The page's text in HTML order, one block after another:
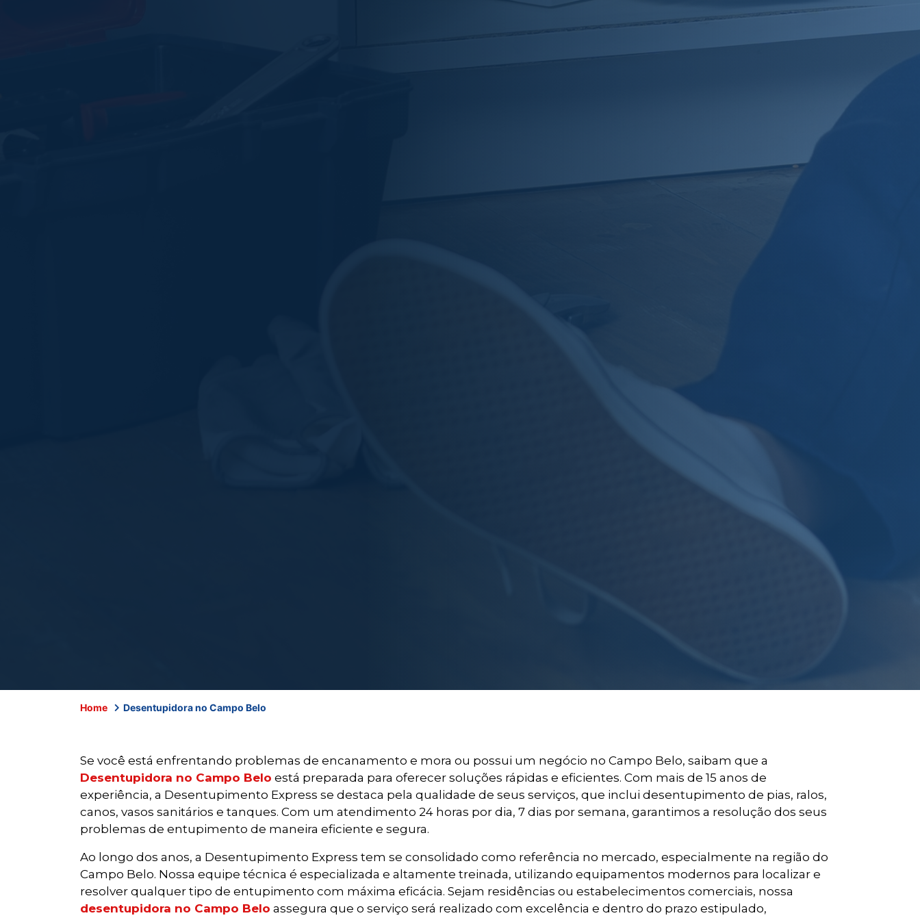
Home Desentupidora no Campo Belo
Se você está enfrentando problemas de encanamento e mora ou possui um negócio no Campo Belo, saibam que a
Desentupidora no Campo Belo está preparada para oferecer soluções rápidas e eficientes. Com mais de 15 anos de
experiência, a Desentupimento Express se destaca pela qualidade de seus serviços, que inclui desentupimento de pias, ralos,
canos, vasos sanitários e tanques. Com um atendimento 24 horas por dia, 7 dias por semana, garantimos a resolução dos seus
problemas de entupimento de maneira eficiente e segura.
Ao longo dos anos, a Desentupimento Express tem se consolidado como referência no mercado, especialmente na região do
Campo Belo. Nossa equipe técnica é especializada e altamente treinada, utilizando equipamentos modernos para localizar e
resolver qualquer tipo de entupimento com máxima eficácia. Sejam residências ou estabelecimentos comerciais, nossa
desentupidora no Campo Belo assegura que o serviço será realizado com excelência e dentro do prazo estipulado,